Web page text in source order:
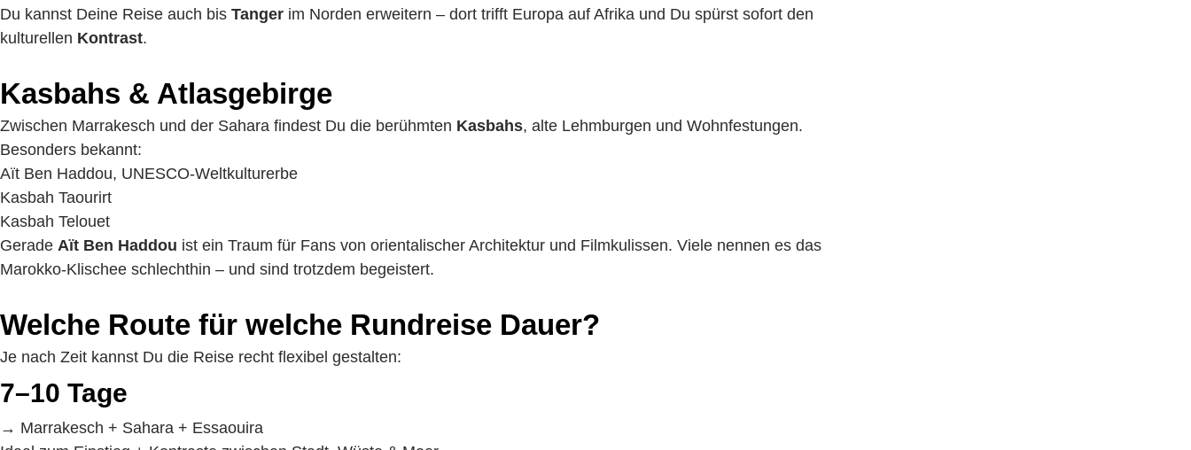
Du kannst Deine Reise auch bis Tanger im Norden erweitern – dort trifft Europa auf Afrika und Du spürst sofort den
kulturellen Kontrast.
Kasbahs & Atlasgebirge
Zwischen Marrakesch und der Sahara findest Du die berühmten Kasbahs, alte Lehmburgen und Wohnfestungen.
Besonders bekannt:
Aït Ben Haddou, UNESCO-Weltkulturerbe
Kasbah Taourirt
Kasbah Telouet
Gerade Aït Ben Haddou ist ein Traum für Fans von orientalischer Architektur und Filmkulissen. Viele nennen es das
Marokko-Klischee schlechthin – und sind trotzdem begeistert.
Welche Route für welche Rundreise Dauer?
Je nach Zeit kannst Du die Reise recht flexibel gestalten:
7–10 Tage
→ Marrakesch + Sahara + Essaouira